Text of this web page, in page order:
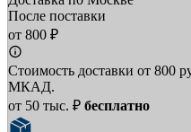
После поставки
от 800 ₽
Стоимость доставки от 800
МКАД.
от 50 тыс. ₽ бесплатно